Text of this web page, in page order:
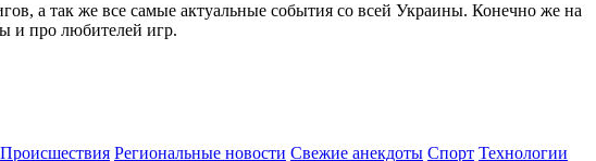
а так же все самые актуальные события со всей Украины. Конечно же на
и про любителей игр.
Происшествия Региональные новости Свежие анекдоты Спорт Технологии